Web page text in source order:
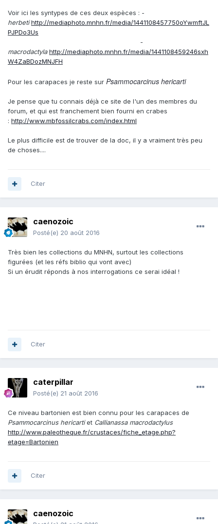
Voir ici les syntypes de ces deux espèces : -
herbeti http://mediaphoto.mnhn.fr/media/1441108457750oYwmftJL
PJPDo3Us
-
macrodactyla http://mediaphoto.mnhn.fr/media/1441108459246sxh
W4ZaBDozMNJFH
Pour les carapaces je reste sur Psammocarcinus hericarti
Je pense que tu connais déjà ce site de l'un des membres du
forum, et qui est franchement bien fourni en crabes
: http://www.mbfossilcrabs.com/index.html
Le plus difficile est de trouver de la doc, il y a vraiment très peu
de choses....
Citer
caenozoic
Posté(e) 20 août 2016
Très bien les collections du MNHN, surtout les collections
figurées (et les réfs biblio qui vont avec)
Si un érudit réponds à nos interrogations ce serai idéal !
Citer
caterpillar
Posté(e) 21 août 2016
Ce niveau bartonien est bien connu pour les carapaces de
Psammocarcinus hericartiet Callianassa macrodactylus
http://www.paleotheque.fr/crustaces/fiche_etage.php?
etage=Bartonien
Citer
caenozoic